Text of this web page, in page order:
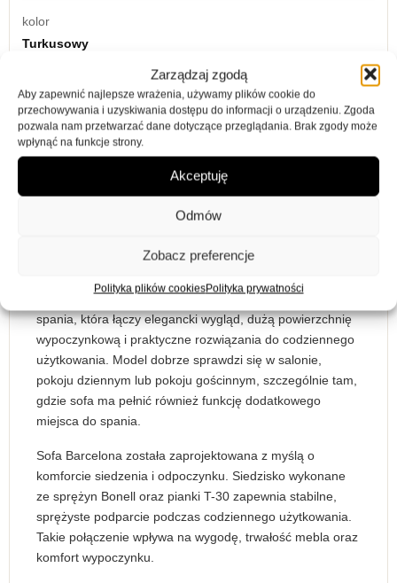
Zarządzaj zgodą
Aby zapewnić najlepsze wrażenia, używamy plików cookie do
przechowywania i uzyskiwania dostępu do informacji o urządzeniu. Zgoda
pozwala nam przetwarzać dane dotyczące przeglądania. Brak zgody może
wpłynąć na funkcje strony.
Akceptuję
Odmów
Zobacz preferencje
Polityka plików cookiesPolityka prywatności
kolor
Turkusowy
model
Barcelona
pościel granatowy welur to wygodna sofa z funkcją
spania, która łączy elegancki wygląd, dużą powierzchnię
wypoczynkową i praktyczne rozwiązania do codziennego
użytkowania. Model dobrze sprawdzi się w salonie,
pokoju dziennym lub pokoju gościnnym, szczególnie tam,
gdzie sofa ma pełnić również funkcję dodatkowego
miejsca do spania.
Sofa Barcelona została zaprojektowana z myślą o
komforcie siedzenia i odpoczynku. Siedzisko wykonane
ze sprężyn Bonell oraz pianki T-30 zapewnia stabilne,
sprężyste podparcie podczas codziennego użytkowania.
Takie połączenie wpływa na wygodę, trwałość mebla oraz
komfort wypoczynku.